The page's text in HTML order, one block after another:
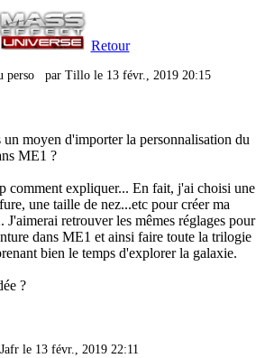
Retour
perso par Tillo le 13 févr., 2019 20:15
un moyen d'importer la personnalisation du
ME1 ?
comment expliquer... En fait, j'ai choisi une
une taille de nez...etc pour créer ma
J'aimerai retrouver les mêmes réglages pour
dans ME1 et ainsi faire toute la trilogie
bien le temps d'explorer la galaxie.
?
le 13 févr., 2019 22:11